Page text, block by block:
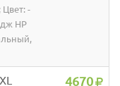
Цвет: -
HP
4670